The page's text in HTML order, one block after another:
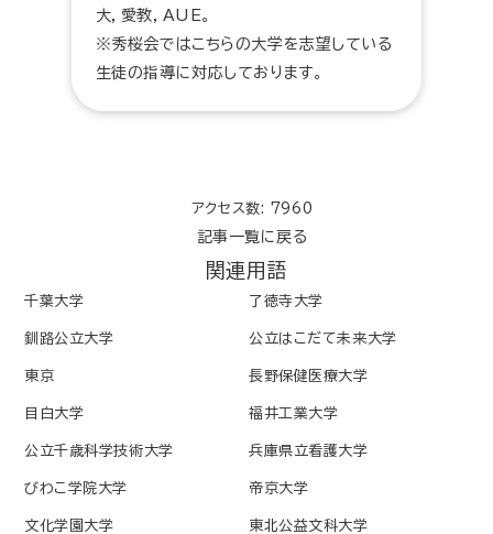
大，愛教，AUE。
※秀桜会ではこちらの大学を志望している
生徒の指導に対応しております。
アクセス数: 7960
記事一覧に戻る
関連用語
千葉大学 了徳寺大学
釧路公立大学 公立はこだて未来大学
東京 長野保健医療大学
目白大学 福井工業大学
公立千歳科学技術大学 兵庫県立看護大学
びわこ学院大学 帝京大学
文化学園大学 東北公益文科大学